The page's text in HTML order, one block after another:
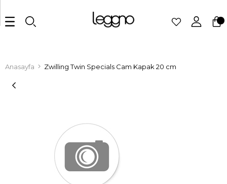
Anasayfa Zwilling Twin Specials Cam Kapak 20 cm